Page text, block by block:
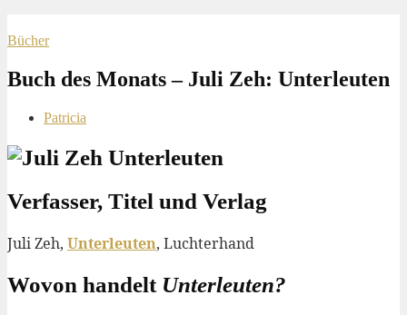
Bücher
Buch des Monats – Juli Zeh: Unterleuten
Patricia
Verfasser, Titel und Verlag
Juli Zeh, Unterleuten, Luchterhand
Wovon handelt Unterleuten?